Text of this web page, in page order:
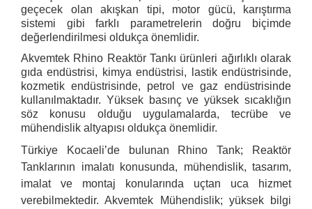
geçecek olan akışkan tipi, motor gücü, karıştırma
sistemi gibi farklı parametrelerin doğru biçimde
değerlendirilmesi oldukça önemlidir.
Akvemtek Rhino Reaktör Tankı ürünleri ağırlıklı olarak
gıda endüstrisi, kimya endüstrisi, lastik endüstrisinde,
kozmetik endüstrisinde, petrol ve gaz endüstrisinde
kullanılmaktadır. Yüksek basınç ve yüksek sıcaklığın
söz konusu olduğu uygulamalarda, tecrübe ve
mühendislik altyapısı oldukça önemlidir.
Türkiye Kocaeli’de bulunan Rhino Tank; Reaktör
Tanklarının imalatı konusunda, mühendislik, tasarım,
imalat ve montaj konularında uçtan uca hizmet
verebilmektedir. Akvemtek Mühendislik; yüksek bilgi